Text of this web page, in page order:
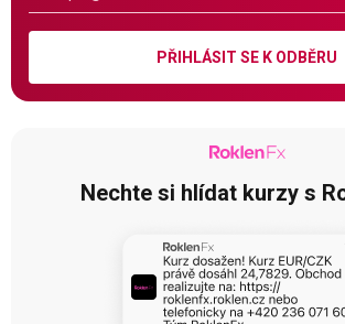
PŘIHLÁSIT SE K ODBĚRU
Nechte si hlídat kurzy s